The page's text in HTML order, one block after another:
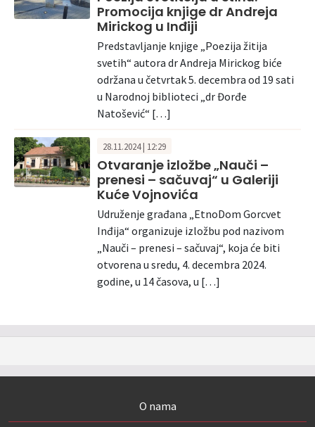
Promocija knjige dr Andreja
Mirickog u Inđiji
Predstavljanje knjige „Poezija žitija
svetih“ autora dr Andreja Mirickog biće
održana u četvrtak 5. decembra od 19 sati
u Narodnoj biblioteci „dr Đorđe
Natošević“ […]
28.11.2024 | 12:29
Otvaranje izložbe „Nauči –
prenesi – sačuvaj“ u Galeriji
Kuće Vojnovića
Udruženje građana „EtnoDom Gorcvet
Inđija“ organizuje izložbu pod nazivom
„Nauči – prenesi – sačuvaj“, koja će biti
otvorena u sredu, 4. decembra 2024.
godine, u 14 časova, u […]
O nama